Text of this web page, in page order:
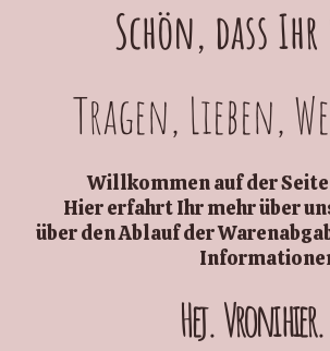
Schön, dass
Tragen, Lieben,
Willkommen auf der
Hier erfahrt Ihr mehr über
über den Ablauf der
Hej. Vroni hier.